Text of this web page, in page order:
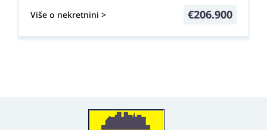
Više o nekretnini > €206.900